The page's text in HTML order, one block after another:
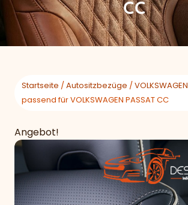
CC
Startseite /Autositzbezüge /VOLKSWAGEN
passend für VOLKSWAGEN PASSAT CC
Angebot!